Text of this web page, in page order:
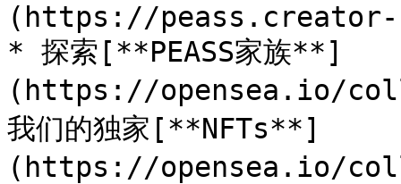
(https://peass.creator-
* 探索[**PEASS家族**]
(https://opensea.io/
我们的独家[**NFTs**]
(https://opensea.io/